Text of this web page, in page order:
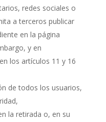
redes sociales o
a terceros publicar
en la página
y en
los artículos 11 y 16
de todos los usuarios,
la retirada o, en su